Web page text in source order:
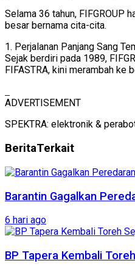
Selama 36 tahun, FIFGROUP
besar bernama cita-cita.
1. Perjalanan Panjang Sang
Sejak berdiri pada 1989,
FIFASTRA, kini merambah ke
ADVERTISEMENT
SPEKTRA: elektronik &
BeritaTerkait
Barantin Gagalkan
6 hari ago
BP Tapera Kembali